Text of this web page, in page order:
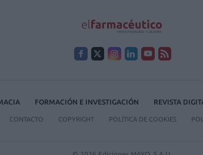
FORMACIÓN E INVESTIGACIÓN REVISTA
CONTACTO COPYRIGHT POLÍTICA DE COOKIES